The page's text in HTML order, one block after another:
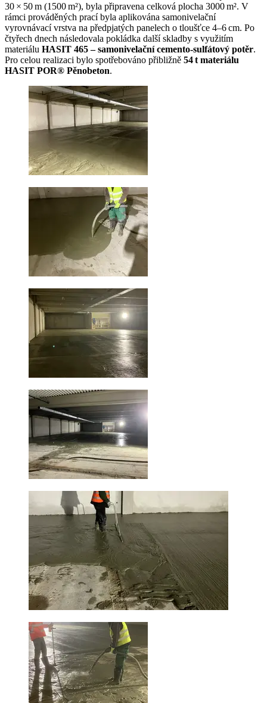
30 × 50 m (1500 m²), byla připravena celková plocha 3000 m². V
rámci prováděných prací byla aplikována samonivelační
vyrovnávací vrstva na předpjatých panelech o tloušťce 4–6 cm. Po
čtyřech dnech následovala pokládka další skladby s využitím
materiálu HASIT 465 – samonivelační cemento‑sulfátový potěr.
Pro celou realizaci bylo spotřebováno přibližně 54 t materiálu
HASIT POR® Pěnobeton.